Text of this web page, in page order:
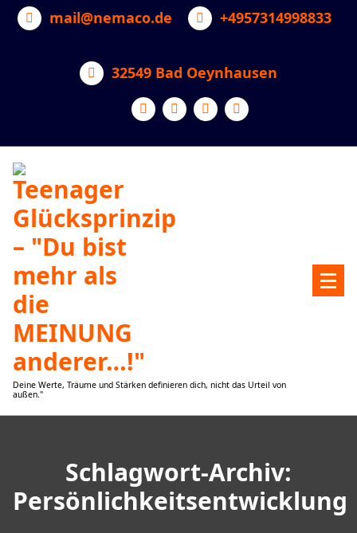
Zum
Inhalt
mail@nemaco.de +4957314998833
32549 Bad Oeynhausen
Deine Werte, Träume und Stärken definieren dich, nicht das Urteil von
außen."
Schlagwort-Archiv:
Persönlichkeitsentwicklung